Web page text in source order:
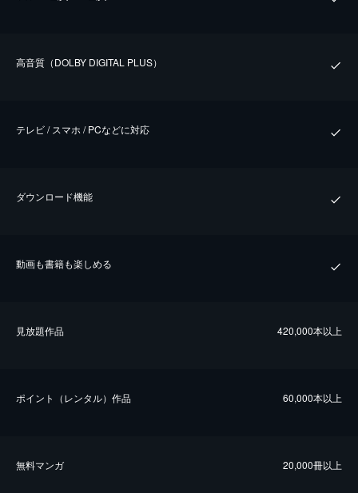
⾼⾳質（DOLBY DIGITAL PLUS）
テレビ / スマホ / PCなどに対応
ダウンロード機能
動画も書籍も楽しめる
⾒放題作品 420,000本以上
ポイント（レンタル）作品 60,000本以上
無料マンガ 20,000冊以上